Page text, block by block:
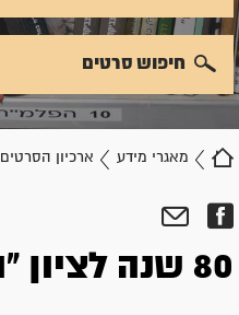
מאגרי מידע ארכיון הסרטים
חיפוש סרטים
80 שנה לציון "המרד הערבי"